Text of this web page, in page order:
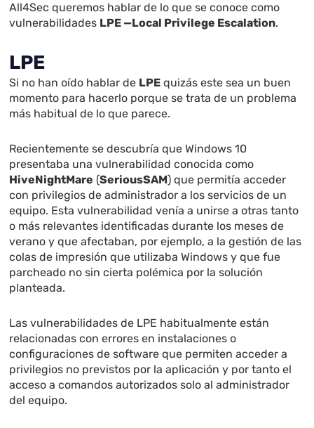
All4Sec queremos hablar de lo que se conoce como
vulnerabilidades LPE —Local Privilege Escalation.
LPE
Si no han oído hablar de LPE quizás este sea un buen
momento para hacerlo porque se trata de un problema
más habitual de lo que parece.
Recientemente se descubría que Windows 10
presentaba una vulnerabilidad conocida como
HiveNightMare (SeriousSAM) que permitía acceder
con privilegios de administrador a los servicios de un
equipo. Esta vulnerabilidad venía a unirse a otras tanto
o más relevantes identificadas durante los meses de
verano y que afectaban, por ejemplo, a la gestión de las
colas de impresión que utilizaba Windows y que fue
parcheado no sin cierta polémica por la solución
planteada.
Las vulnerabilidades de LPE habitualmente están
relacionadas con errores en instalaciones o
configuraciones de software que permiten acceder a
privilegios no previstos por la aplicación y por tanto el
acceso a comandos autorizados solo al administrador
del equipo.